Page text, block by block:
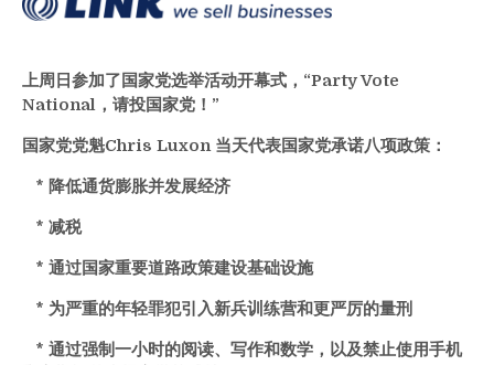
上周日参加了国家党选举活动开幕式，“Party Vote
National，请投国家党！”
国家党党魁Chris Luxon 当天代表国家党承诺八项政策：
* 降低通货膨胀并发展经济
* 减税
* 通过国家重要道路政策建设基础设施
* 为严重的年轻罪犯引入新兵训练营和更严厉的量刑
* 通过强制一小时的阅读、写作和数学，以及禁止使用手机